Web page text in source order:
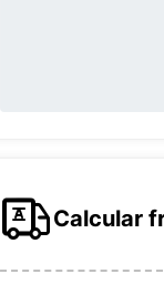
Calcular